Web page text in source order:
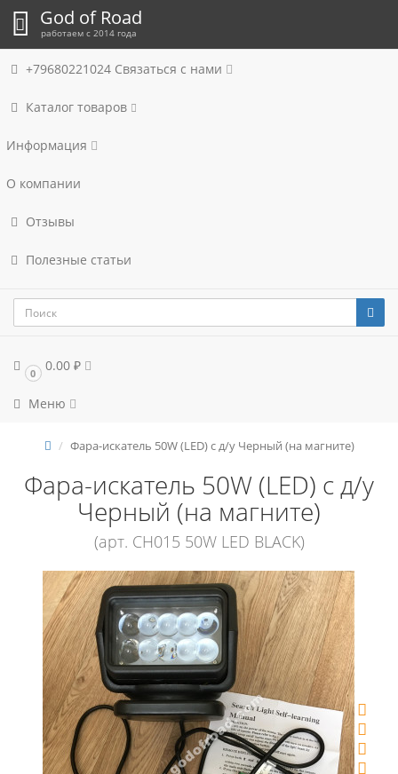
God of Road
работаем с 2014 года
+79680221024 Связаться с нами
Каталог товаров
Информация
О компании
Отзывы
Полезные статьи
0 0.00 ₽
Меню
Фара-искатель 50W (LED) с д/у Черный (на магните)
Фара-искатель 50W (LED) с д/у
Черный (на магните)
(арт. CH015 50W LED BLACK)